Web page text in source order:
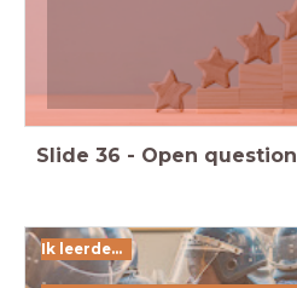
Slide 36 - Open question
Ik leerde...